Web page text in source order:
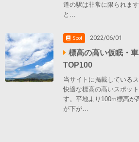
道の駅は非常に限られま
と…
Spot 2022/06/01
標高の高い仮眠・
TOP100
当サイトに掲載している
快適な標高の高いスポッ
す。平地より100m標高
が下が…